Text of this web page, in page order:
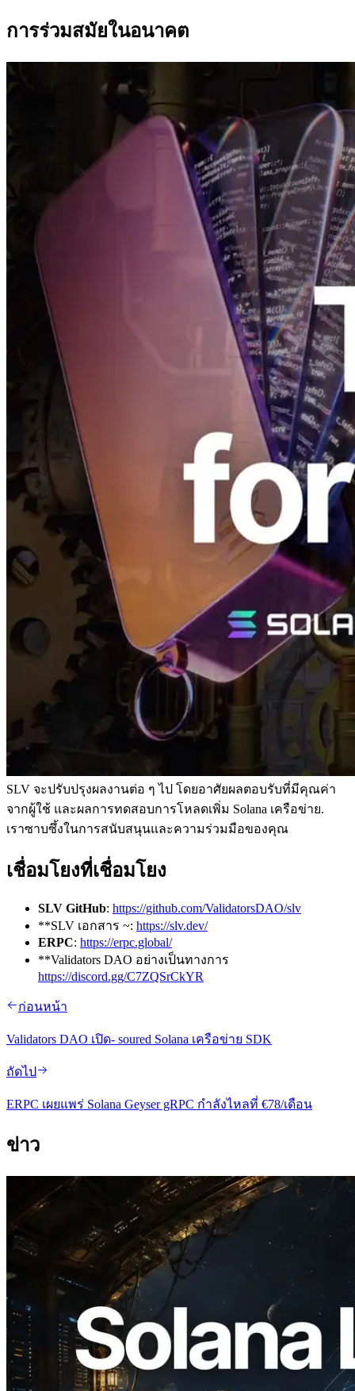
การร่วมสมัยในอนาคต
SLV จะปรับปรุงผลงานต่อ ๆ ไป โดยอาศัยผลตอบรับที่มีคุณค่า
จากผู้ใช้ และผลการทดสอบการโหลดเพิ่ม Solana เครือข่าย.
เราซาบซึ้งในการสนับสนุนและความร่วมมือของคุณ
เชื่อมโยงที่เชื่อมโยง
SLV GitHub: https://github.com/ValidatorsDAO/slv
**SLV เอกสาร ~: https://slv.dev/
ERPC: https://erpc.global/
**Validators DAO อย่างเป็นทางการ
https://discord.gg/C7ZQSrCkYR
ก่อนหน้า
Validators DAO เปิด- soured Solana เครือข่าย SDK
ถัดไป
ERPC เผยแพร่ Solana Geyser gRPC กําลังไหลที่ €78/เดือน
ข่าว
2026.08.05